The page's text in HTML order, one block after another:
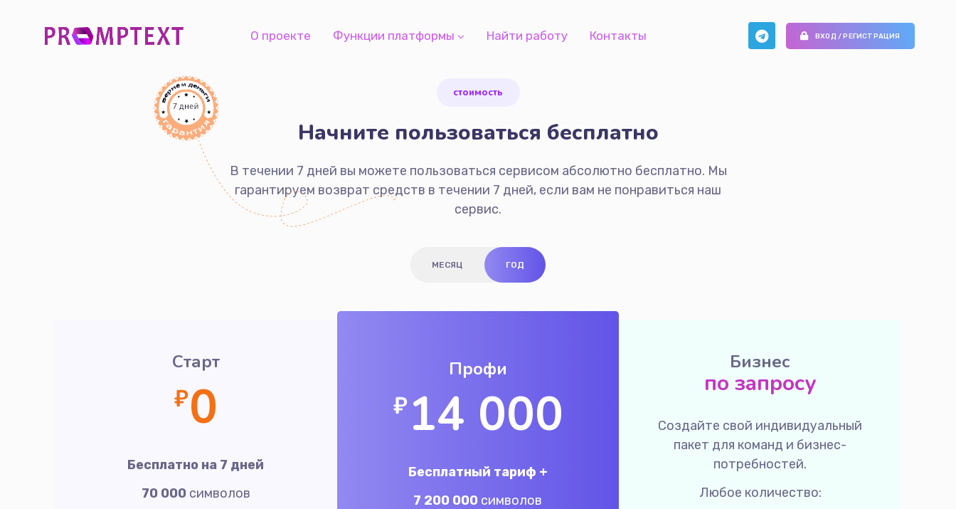
О проекте Функции платформы Найти работу Контакты ВХОД / РЕГИСТРАЦИЯ
стоимость
Начните пользоваться бесплатно
В течении 7 дней вы можете пользоваться сервисом абсолютно бесплатно. Мы
гарантируем возврат средств в течении 7 дней, если вам не понравиться наш
сервис.
МЕСЯЦ ГОД
Старт
₽0
Бесплатно на 7 дней
70 000 символов
Профи
₽ 14 000
Бесплатный тариф +
7 200 000 символов
Бизнес
по запросу
Создайте свой индивидуальный
пакет для команд и бизнес-
потребностей.
Любое количество: